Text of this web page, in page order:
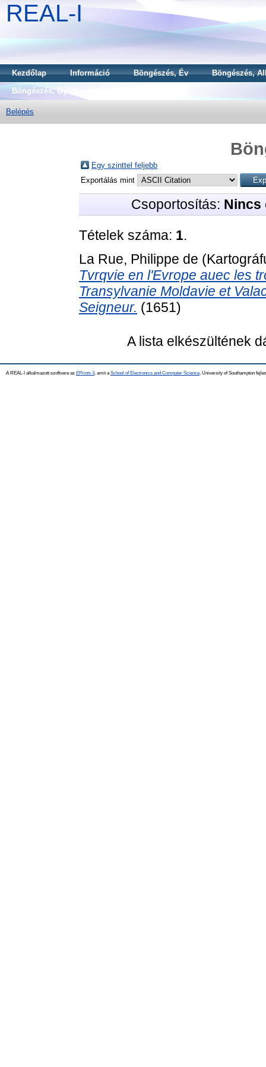
REAL-I
Kezdőlap Információ Böngészés, Év
Böngészés,
Böngészés, Gyűjtemény
Belépés
Egy szinttel feljebb
Exportálás mint
Csoportosítás: Nincs
Tételek száma: 1.
La Rue, Philippe de
Tvrqvie en l'Evrope auec les
Transylvanie Moldavie et
Seigneur. (1651)
A lista elkészültének
A REAL-I alkalmazott szoftvere az EPrints 3, amit a School of Electronics and Computer Science , University of Southampton